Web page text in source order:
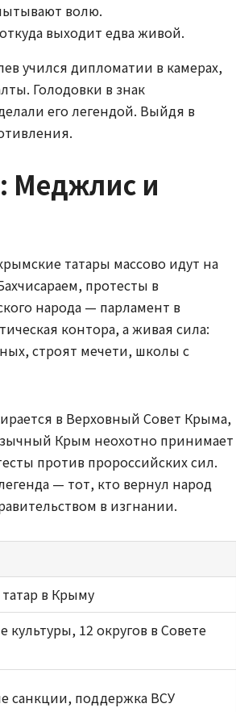
волю.
выходит едва живой.
учился дипломатии в камерах,
Голодовки в знак
его легендой. Выйдя в
Меджлис и
татары массово идут на
протесты в
народа — парламент в
контора, а живая сила:
строят мечети, школы с
в Верховный Совет Крыма,
Крым неохотно принимает
против пророссийских сил.
— тот, кто вернул народ
в изгнании.
в Крыму
культуры, 12 округов в Совете
санкции, поддержка ВСУ